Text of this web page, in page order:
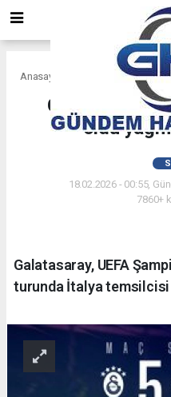
Anasayfa
oldu
18.02.2026 - 00:55,
7860+
Galatasaray, UEFA
turunda İtalya